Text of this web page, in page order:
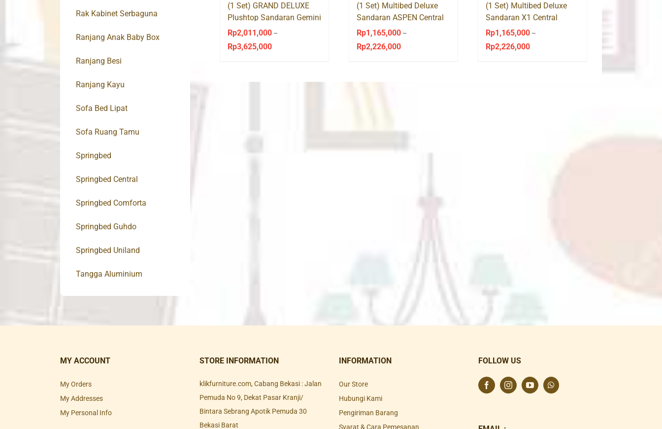
(1 Set) GRAND DELUXE
Plushtop Sandaran Gemini
Central Springbed
Rp2,011,000 –
Rp3,625,000Price
(1 Set) Multibed Deluxe
Sandaran ASPEN Central
Springbed
Rp1,165,000 –
Rp2,226,000Price
(1 Set) Multibed Deluxe
Sandaran X1 Central
Springbed
Rp1,165,000 –
Rp2,226,000Price
Rak Kabinet Serbaguna
Ranjang Anak Baby Box
Ranjang Besi
Ranjang Kayu
Sofa Bed Lipat
Sofa Ruang Tamu
Springbed
Springbed Central
Springbed Comforta
Springbed Guhdo
Springbed Uniland
Tangga Aluminium
MY ACCOUNT
My Orders
My Addresses
My Personal Info
STORE INFORMATION
klikfurniture.com, Cabang Bekasi : Jalan
Pemuda No 9, Dekat Pasar Kranji/
Bintara Sebrang Apotik Pemuda 30
Bekasi Barat
INFORMATION
Our Store
Hubungi Kami
Pengiriman Barang
Syarat & Cara Pemesanan
FOLLOW US